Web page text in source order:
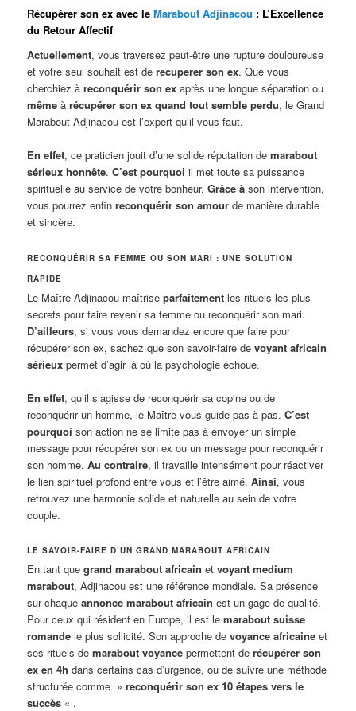
Récupérer son ex avec leMarabout Adjinacou : L’Excellence
du Retour Affectif
Actuellement, vous traversez peut-être une rupture douloureuse
et votre seul souhait est derecuperer son ex. Que vous
cherchiez àreconquérir son ex après une longue séparation ou
même àrécupérer son ex quand tout semble perdu, le Grand
Marabout Adjinacou est l’expert qu’il vous faut.
En effet, ce praticien jouit d’une solide réputation demarabout
sérieux honnête.C’est pourquoi il met toute sa puissance
spirituelle au service de votre bonheur.Grâce à son intervention,
vous pourrez enfinreconquérir son amour de manière durable
et sincère.
RECONQUÉRIR SA FEMME OU SON MARI : UNE SOLUTION
RAPIDE
Le Maître Adjinacou maîtriseparfaitement les rituels les plus
secrets pour faire revenir sa femme ou reconquérir son mari.
D’ailleurs, si vous vous demandez encore que faire pour
récupérer son ex, sachez que son savoir-faire devoyant africain
sérieux permet d’agir là où la psychologie échoue.
En effet, qu’il s’agisse de reconquérir sa copine ou de
reconquérir un homme, le Maître vous guide pas à pas.C’est
pourquoi son action ne se limite pas à envoyer un simple
message pour récupérer son ex ou un message pour reconquérir
son homme.Au contraire, il travaille intensément pour réactiver
le lien spirituel profond entre vous et l’être aimé.Ainsi, vous
retrouvez une harmonie solide et naturelle au sein de votre
couple.
LE SAVOIR-FAIRE D’UN GRAND MARABOUT AFRICAIN
En tant quegrand marabout africain etvoyant medium
marabout, Adjinacou est une référence mondiale. Sa présence
sur chaqueannonce marabout africain est un gage de qualité.
Pour ceux qui résident en Europe, il est lemarabout suisse
romande le plus sollicité. Son approche devoyance africaine et
ses rituels demarabout voyance permettent derécupérer son
ex en 4h dans certains cas d’urgence, ou de suivre une méthode
structurée comme »reconquérir son ex 10 étapes vers le
succès « .